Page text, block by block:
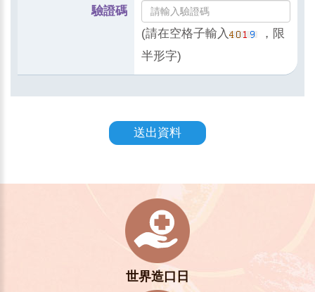
驗證碼
(請在空格子輸入
，限
半形字)
送出資料
世界造口日